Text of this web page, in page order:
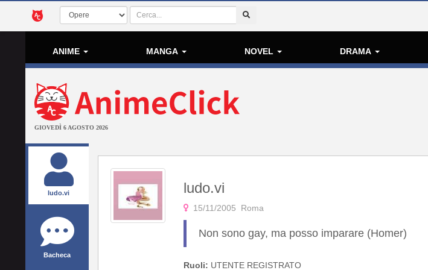
ANIME MANGA NOVEL DRAMA
GIOVEDÌ 6 AGOSTO 2026
ludo.vi
Bacheca
ludo.vi
15/11/2005 Roma
Non sono gay, ma posso imparare (Homer)
Ruoli: UTENTE REGISTRATO